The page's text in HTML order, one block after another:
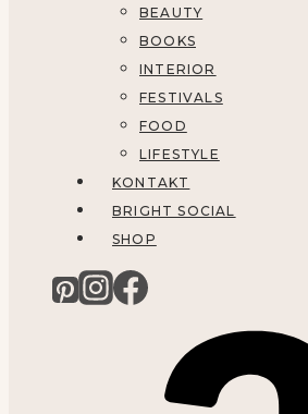
BEAUTY
BOOKS
INTERIOR
FESTIVALS
FOOD
LIFESTYLE
KONTAKT
BRIGHT SOCIAL
SHOP